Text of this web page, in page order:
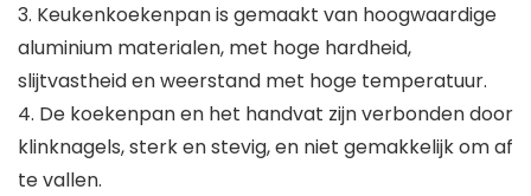
3. Keukenkoekenpan is gemaakt van hoogwaardige
aluminium materialen, met hoge hardheid,
slijtvastheid en weerstand met hoge temperatuur.
4. De koekenpan en het handvat zijn verbonden door
klinknagels, sterk en stevig, en niet gemakkelijk om af
te vallen.